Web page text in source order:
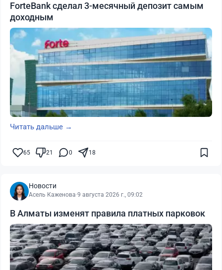
ForteBank сделал 3-месячный депозит самым
доходным
Читать дальше →
65 21 0 18
Новости
Асель Каженова·9 августа 2026 г., 09:02
В Алматы изменят правила платных парковок